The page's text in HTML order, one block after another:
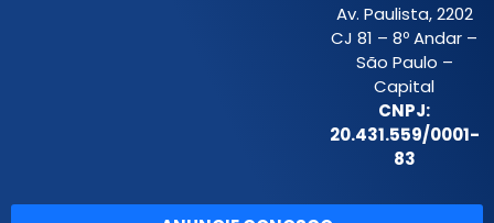
Av. Paulista, 2202
CJ 81 – 8º Andar –
São Paulo –
Capital
CNPJ:
20.431.559/0001-
83